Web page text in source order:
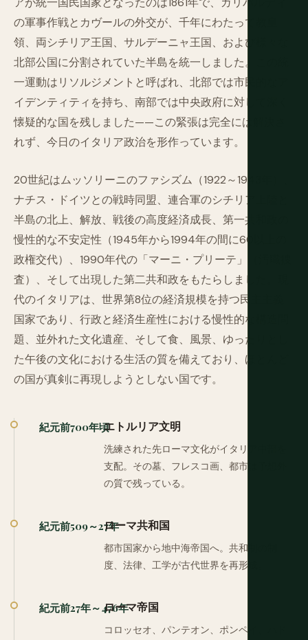
の軍事作戦とカヴールの外交が、千年にわたって教皇
領、両シチリア王国、サルデーニャ王国、および様々な
北部公国に分割されていた半島を統一しました。この統
一運動はリソルジメントと呼ばれ、北部では市民的なア
イデンティティを持ち、南部では中央政府に対して深く
懐疑的な国を残しました——この緊張は完全には解決さ
れず、今日のイタリア政治を形作っています。
20世紀はムッソリーニのファシズム（1922～1943年）、
ナチス・ドイツとの戦時同盟、連合軍のシチリア上陸と
半島の北上、解放、戦後の高度経済成長、第一共和政の
慢性的な不安定性（1945年から1994年の間に60以上の
政権交代）、1990年代の「マーニ・プリーテ」（汚職捜
査）、そして出現した第二共和政をもたらしました。現
代のイタリアは、世界第8位の経済規模を持つ民主主義
国家であり、行政と経済生産性における慢性的な構造問
題、並外れた文化遺産、そして食、風景、ゆったりとし
た午後の文化における生活の質を備えており、ほとんど
の国が真剣に再現しようとしない国です。
紀元前700年頃エトルリア文明
洗練された先ローマ文化がイタリア中部を
支配。その墓、フレスコ画、都市は予想外
の質で残っている。
紀元前509～27年ローマ共和国
都市国家から地中海帝国へ。共和制の制
度、法律、工学が古代世界を再形成。
紀元前27年～476年ローマ帝国
コロッセオ、パンテオン、ポンペイ、ハド